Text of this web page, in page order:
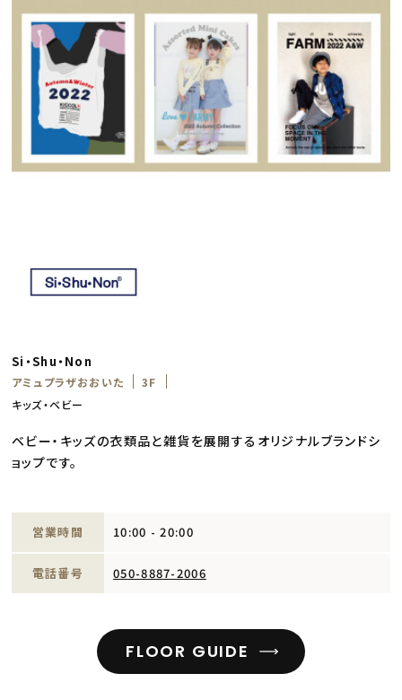
Si・Shu・Non
アミュプラザおおいた
3F
キッズ・ベビー
ベビー・キッズの衣類品と雑貨を展開するオリジナルブランドシ
ョップです。
営業時間 10:00 - 20:00
電話番号 050-8887-2006
FLOOR GUIDE